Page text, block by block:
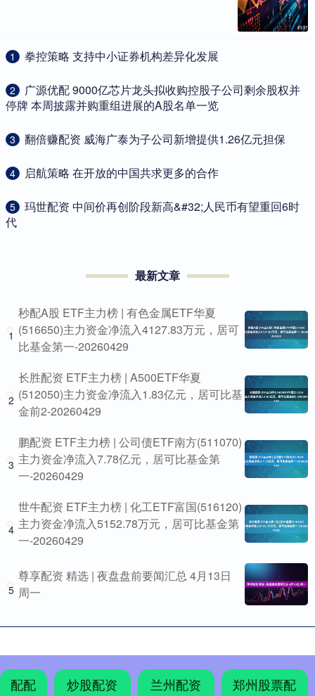
1 ​拳控策略 支持中小证券机构差异化发展
2
​广源优配 9000亿芯片龙头拟收购控股子公司剩余股权并
停牌 本周披露并购重组进展的A股名单一览
3 ​翻倍赚配资 威海广泰为子公司新增提供1.26亿元担保
4 ​启航策略 在开放的中国共求更多的合作
5
​玛世配资 中间价再创阶段新高&#32;人民币有望重回6时
代
最新文章
1
秒配A股 ETF主力榜 | 有色金属ETF华夏
(516650)主力资金净流入4127.83万元，居可
比基金第一-20260429
2
长胜配资 ETF主力榜 | A500ETF华夏
(512050)主力资金净流入1.83亿元，居可比基
金前2-20260429
3
鹏配资 ETF主力榜 | 公司债ETF南方(511070)
主力资金净流入7.78亿元，居可比基金第
一-20260429
4
世牛配资 ETF主力榜 | 化工ETF富国(516120)
主力资金净流入5152.78万元，居可比基金第
一-20260429
5
尊享配资 精选 | 夜盘盘前要闻汇总 4月13日
周一
配配
炒股配资
兰州配资
郑州股票配